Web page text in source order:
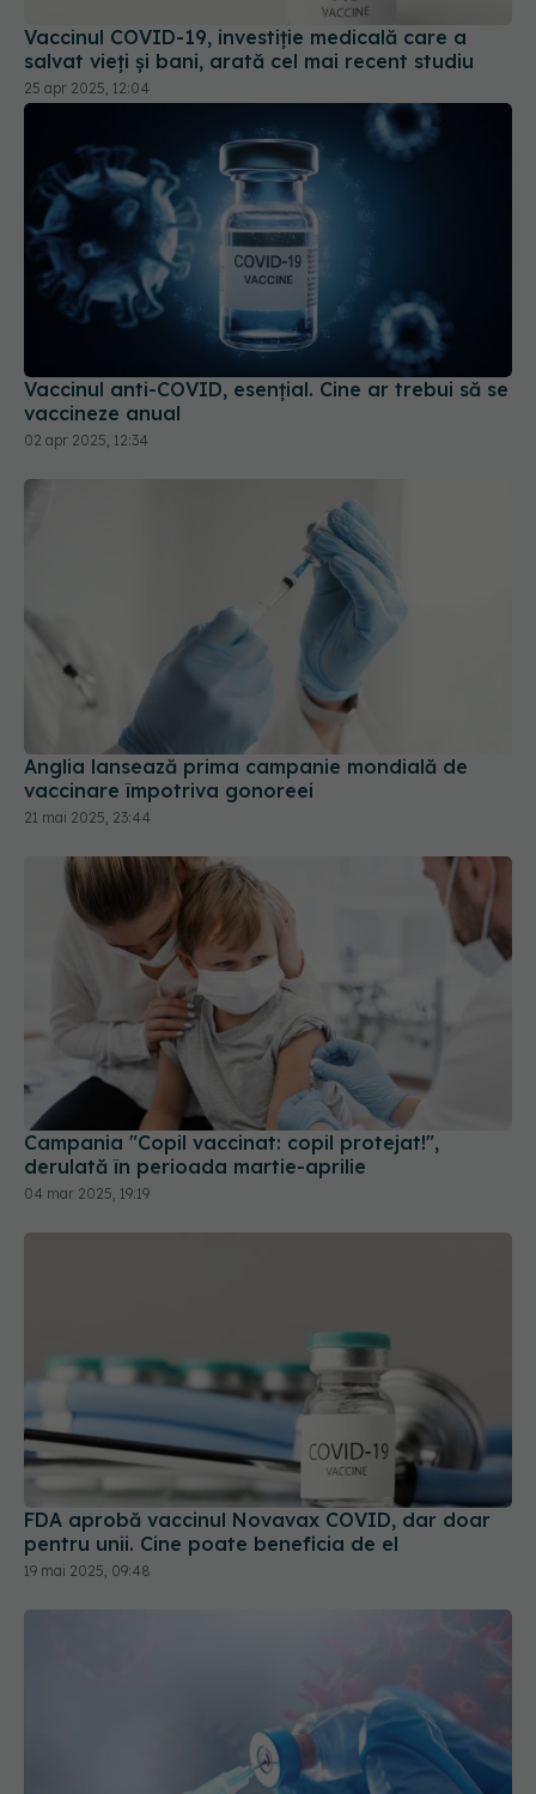
Vaccinul anti-COVID, esențial. Cine ar trebui să se
vaccineze anual
Anglia lansează prima campanie mondială de
vaccinare împotriva gonoreei
21 mai 2025, 23:44
Campania "Copil vaccinat: copil protejat!",
derulată în perioada martie-aprilie
04 mar 2025, 19:19
FDA aprobă vaccinul Novavax COVID, dar doar
pentru unii. Cine poate beneficia de el